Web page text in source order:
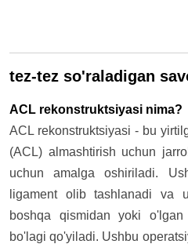
tez-tez so'raladigan
ACL rekonstruktsiyasi nima?
ACL rekonstruktsiyasi - bu
(ACL) almashtirish uchun
uchun amalga oshiriladi.
ligament olib tashlanadi va
boshqa qismidan yoki
bo'lagi qo'yiladi. Ushbu